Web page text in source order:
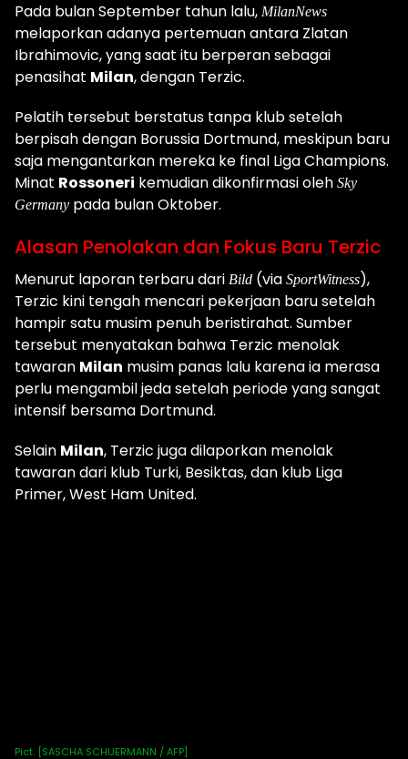
Pada bulan September tahun lalu, MilanNews
melaporkan adanya pertemuan antara Zlatan
Ibrahimovic, yang saat itu berperan sebagai
penasihat Milan, dengan Terzic.
Pelatih tersebut berstatus tanpa klub setelah
berpisah dengan Borussia Dortmund, meskipun baru
saja mengantarkan mereka ke final Liga Champions.
Minat Rossoneri kemudian dikonfirmasi oleh Sky
Germany pada bulan Oktober.
Alasan Penolakan dan Fokus Baru Terzic
Menurut laporan terbaru dari Bild (via SportWitness),
Terzic kini tengah mencari pekerjaan baru setelah
hampir satu musim penuh beristirahat. Sumber
tersebut menyatakan bahwa Terzic menolak
tawaran Milan musim panas lalu karena ia merasa
perlu mengambil jeda setelah periode yang sangat
intensif bersama Dortmund.
Selain Milan, Terzic juga dilaporkan menolak
tawaran dari klub Turki, Besiktas, dan klub Liga
Primer, West Ham United.
Pict. [SASCHA SCHUERMANN / AFP]